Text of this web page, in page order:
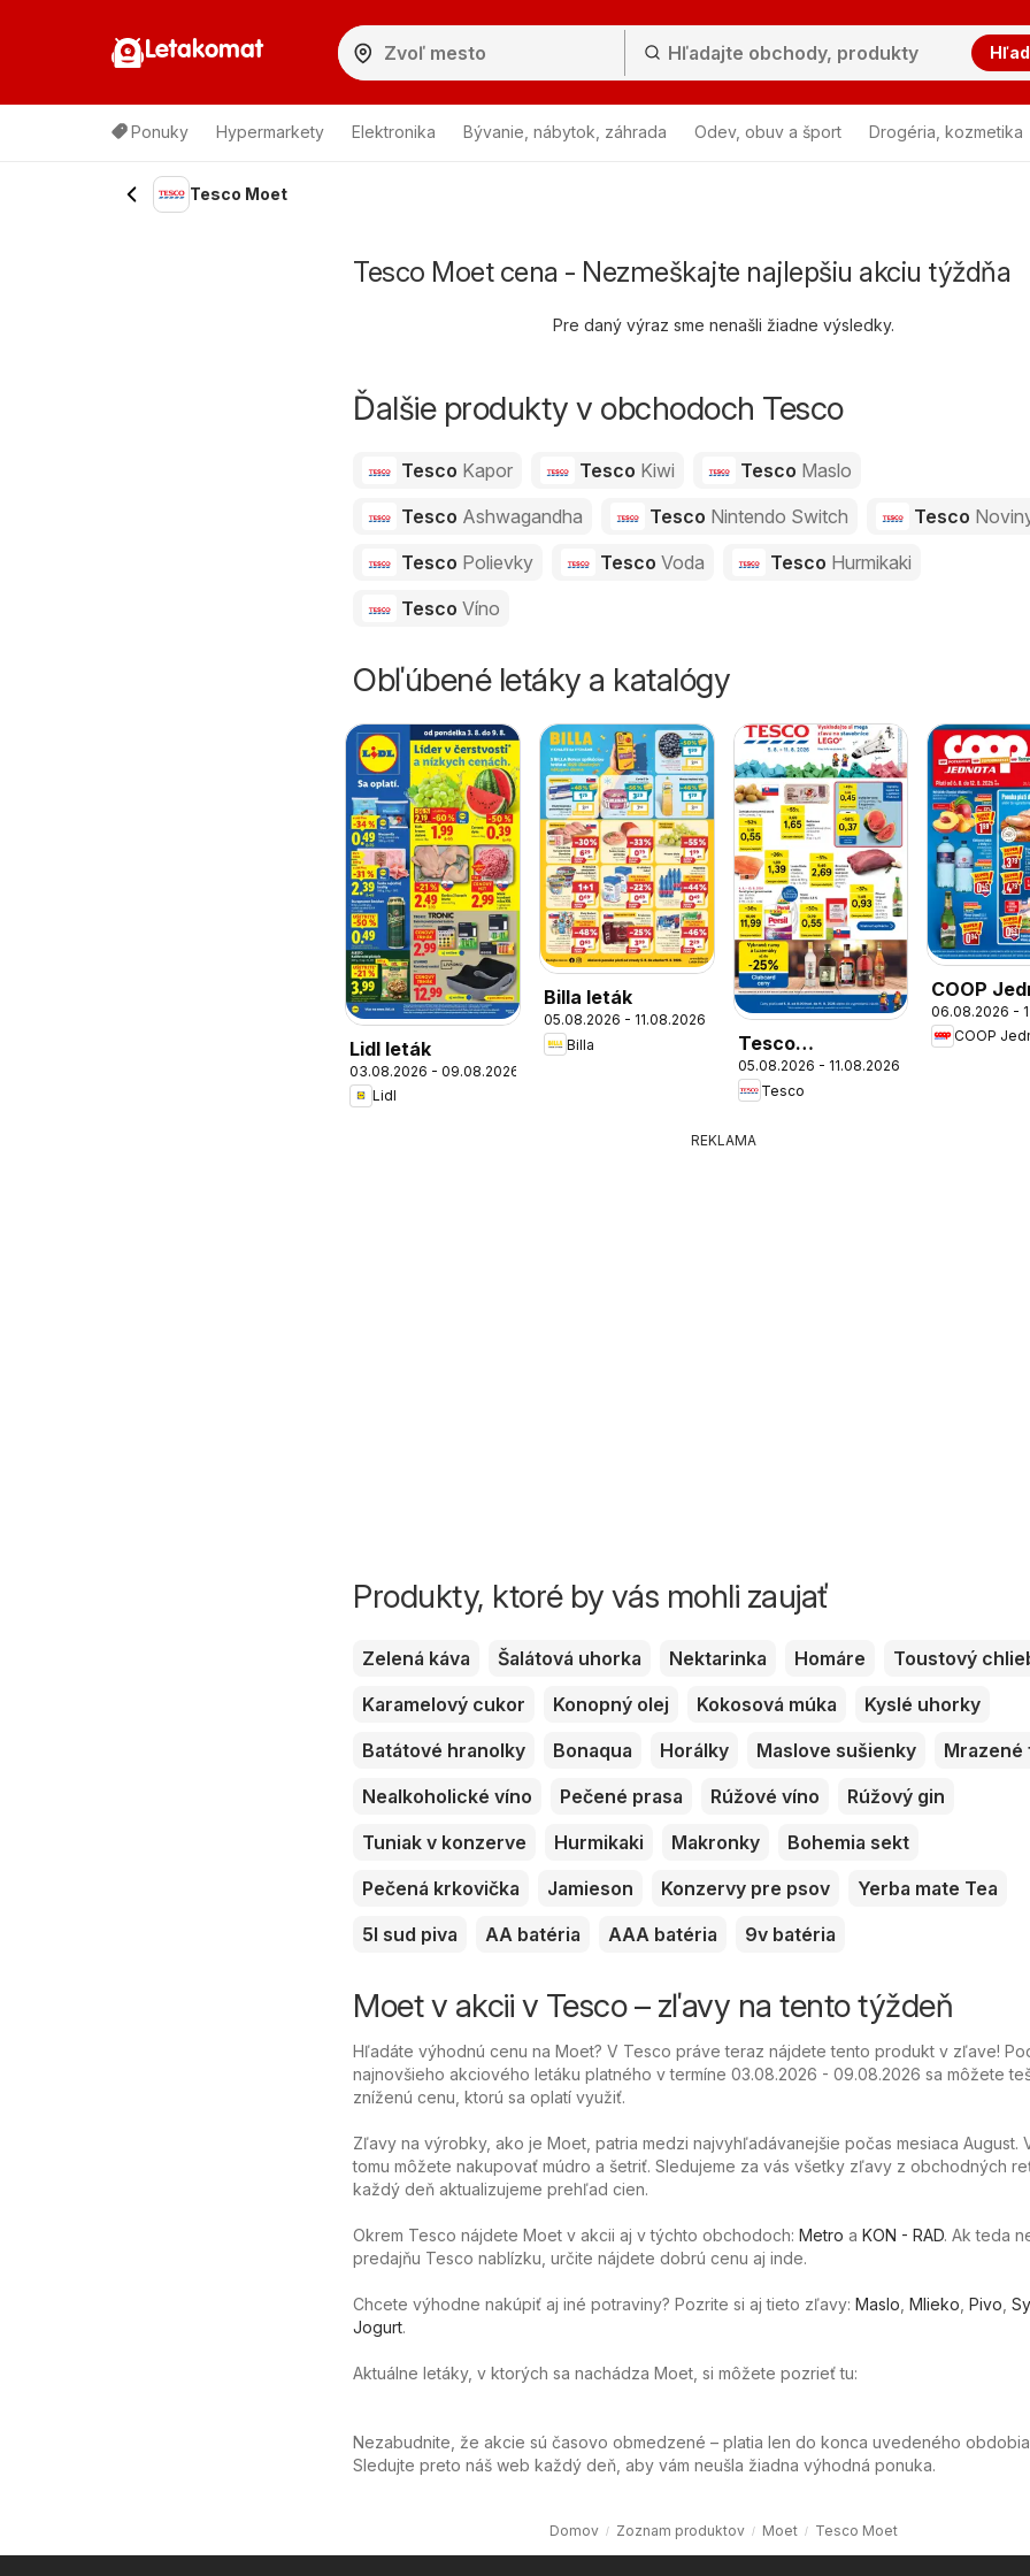
Letakomat
Ponuky Hypermarkety Elektronika Bývanie, nábytok, záhrada Odev, obuv a šport Drogéria, kozmetika
Tesco Moet
Tesco Moet cena - Nezmeškajte najlepšiu akciu týždňa
Pre daný výraz sme nenašli žiadne výsledky.
Ďalšie produkty v obchodoch Tesco
Tesco Kapor Tesco Kiwi Tesco Maslo
Tesco Ashwagandha Tesco Nintendo Switch Tesco
Tesco Polievky Tesco Voda Tesco Hurmikaki
Tesco Víno
Obľúbené letáky a katalógy
Lidl leták
03.08.2026 - 09.08.2026
Lidl
Billa leták
05.08.2026 - 11.08.2026
Billa
Tesco
Hypermarket -
leták
05.08.2026 - 11.08.2026
Tesco
COOP
leták
06.08.2026 -
COOP
REKLAMA
Produkty, ktoré by vás mohli zaujať
Zelená káva Šalátová uhorka Nektarinka Homáre
Toustový
Karamelový cukor
Konopný olej Kokosová múka
Kyslé uhorky
Batátové hranolky
Bonaqua Horálky Maslove sušienky
Mrazené
Nealkoholické víno
Pečené prasa Rúžové víno
Rúžový gin
Tuniak v konzerve
Hurmikaki Makronky
Bohemia sekt
Pečená krkovička
Jamieson Konzervy pre psov
Yerba mate Tea
5l sud piva
AA batéria AAA batéria 9v batéria
Moet v akcii v Tesco – zľavy na tento týždeň
Hľadáte výhodnú cenu na Moet? V Tesco práve teraz nájdete tento produkt v zľave!
najnovšieho akciového letáku platného v termíne 03.08.2026 - 09.08.2026 sa môžete
zníženú cenu, ktorú sa oplatí využiť.
Zľavy na výrobky, ako je Moet, patria medzi najvyhľadávanejšie počas mesiaca August.
tomu môžete nakupovať múdro a šetriť. Sledujeme za vás všetky zľavy z obchodných
každý deň aktualizujeme prehľad cien.
Okrem Tesco nájdete Moet v akcii aj v týchto obchodoch: Metro a KON - RAD. Ak teda
predajňu Tesco nablízku, určite nájdete dobrú cenu aj inde.
Chcete výhodne nakúpiť aj iné potraviny? Pozrite si aj tieto zľavy: Maslo Mlieko Pivo
Jogurt.
Aktuálne letáky, v ktorých sa nachádza Moet, si môžete pozrieť tu:
Nezabudnite, že akcie sú časovo obmedzené – platia len do konca uvedeného
Sledujte preto náš web každý deň, aby vám neušla žiadna výhodná ponuka.
Domov Zoznam produktov Moet Tesco Moet